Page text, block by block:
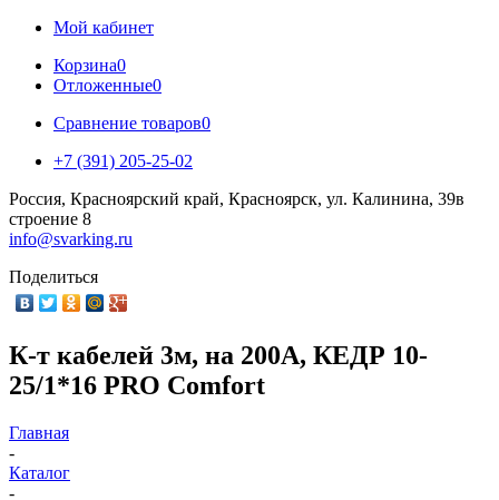
Мой кабинет
Корзина0
Отложенные0
Сравнение товаров0
+7 (391) 205-25-02
Россия, Красноярский край, Красноярск, ул. Калинина, 39в
строение 8
info@svarking.ru
Поделиться
К-т кабелей 3м, на 200А, КЕДР 10-
25/1*16 PRO Comfort
Главная
-
Каталог
-